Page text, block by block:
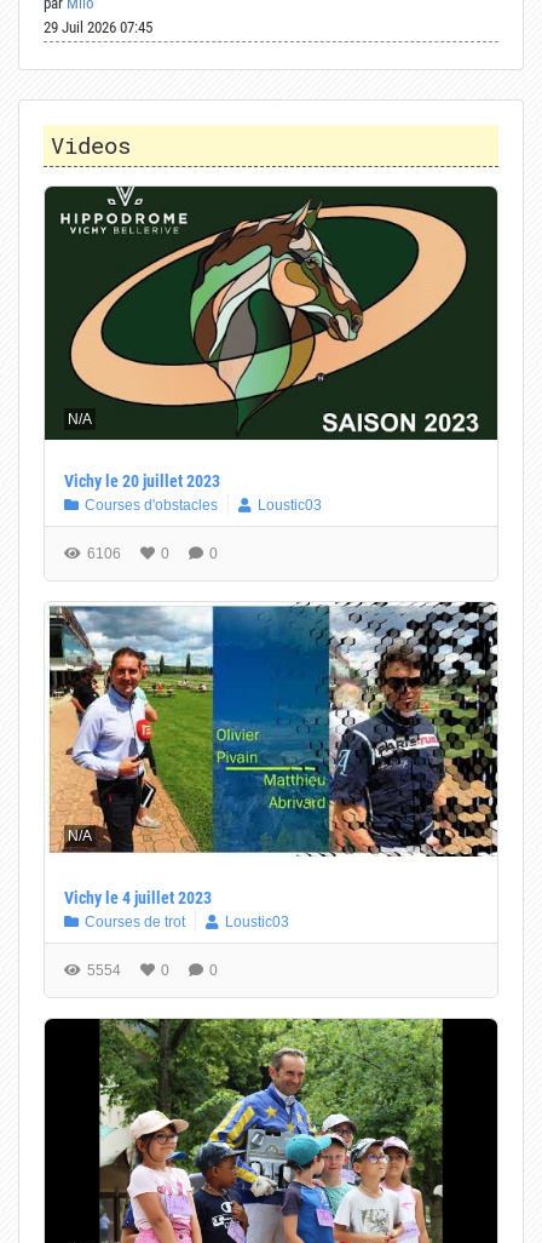
29 Juil 2026 07:45
Videos
N/A
Vichy le 20 juillet 2023
Courses d'obstacles Loustic03
6106 0 0
N/A
Vichy le 4 juillet 2023
Courses de trot Loustic03
5554 0 0